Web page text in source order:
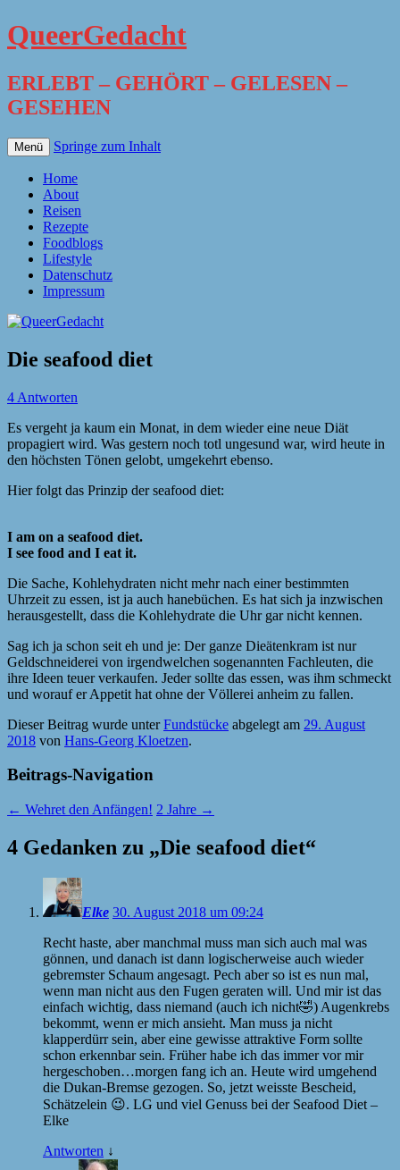
QueerGedacht
ERLEBT – GEHÖRT – GELESEN –
GESEHEN
Menü Springe zum Inhalt
Home
About
Reisen
Rezepte
Foodblogs
Lifestyle
Datenschutz
Impressum
Die seafood diet
4 Antworten
Es vergeht ja kaum ein Monat, in dem wieder eine neue Diät
propagiert wird. Was gestern noch totl ungesund war, wird heute in
den höchsten Tönen gelobt, umgekehrt ebenso.
Hier folgt das Prinzip der seafood diet:
I am on a seafood diet.
I see food and I eat it.
Die Sache, Kohlehydraten nicht mehr nach einer bestimmten
Uhrzeit zu essen, ist ja auch hanebüchen. Es hat sich ja inzwischen
herausgestellt, dass die Kohlehydrate die Uhr gar nicht kennen.
Sag ich ja schon seit eh und je: Der ganze Dieätenkram ist nur
Geldschneiderei von irgendwelchen sogenannten Fachleuten, die
ihre Ideen teuer verkaufen. Jeder sollte das essen, was ihm schmeckt
und worauf er Appetit hat ohne der Völlerei anheim zu fallen.
Dieser Beitrag wurde unterFundstücke abgelegt am 29. August
2018 von Hans-Georg Kloetzen.
Beitrags-Navigation
← Wehret den Anfängen! 2 Jahre →
4 Gedanken zu „Die seafood diet“
Elke 30. August 2018 um 09:24
Recht haste, aber manchmal muss man sich auch mal was
gönnen, und danach ist dann logischerweise auch wieder
gebremster Schaum angesagt. Pech aber so ist es nun mal,
wenn man nicht aus den Fugen geraten will. Und mir ist das
einfach wichtig, dass niemand (auch ich nicht🤣) Augenkrebs
bekommt, wenn er mich ansieht. Man muss ja nicht
klapperdürr sein, aber eine gewisse attraktive Form sollte
schon erkennbar sein. Früher habe ich das immer vor mir
hergeschoben…morgen fang ich an. Heute wird umgehend
die Dukan-Bremse gezogen. So, jetzt weisste Bescheid,
Schätzelein 😉. LG und viel Genuss bei der Seafood Diet –
Elke
Antworten ↓